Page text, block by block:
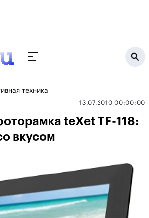
техника
13.07.2010 00:00:00
teXet TF-118:
вкусом